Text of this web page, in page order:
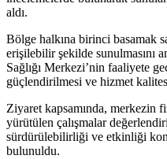
aldı.
Bölge halkına birinci basamak
erişilebilir şekilde sunulmasını
Sağlığı Merkezi’nin faaliyete
güçlendirilmesi ve hizmet
Ziyaret kapsamında, merkezin
yürütülen çalışmalar
sürdürülebilirliği ve etkinliği
bulunuldu.